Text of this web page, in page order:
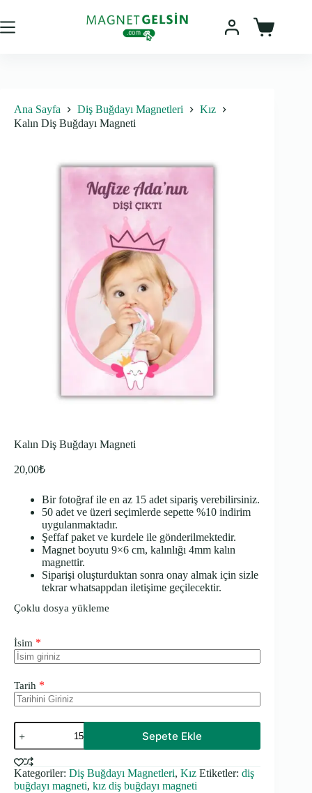
content
Sepet
Ana Sayfa Diş Buğdayı Magnetleri
Kız
Kalın Diş Buğdayı Magneti
Kalın Diş Buğdayı Magneti
20,00₺
Bir fotoğraf ile en az 15 adet sipariş verebilirsiniz.
50 adet ve üzeri seçimlerde sepette %10 indirim
uygulanmaktadır.
Şeffaf paket ve kurdele ile gönderilmektedir.
Magnet boyutu 9×6 cm, kalınlığı 4mm kalın
magnettir.
Siparişi oluşturduktan sonra onay almak için sizle
tekrar whatsappdan iletişime geçilecektir.
Çoklu dosya yükleme
İsim *
Tarih *
Kalın
Diş
Buğdayı
Magneti
adet
Sepete Ekle
Kategoriler: Diş Buğdayı Magnetleri, Kız Etiketler: diş
buğdayı magneti, kız diş buğdayı magneti